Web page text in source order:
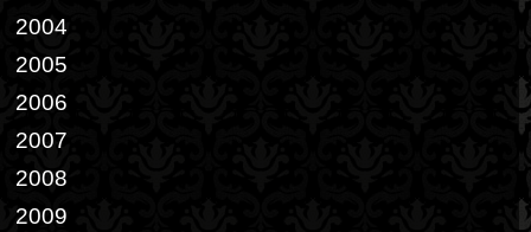
2004
2005
2006
2007
2008
2009